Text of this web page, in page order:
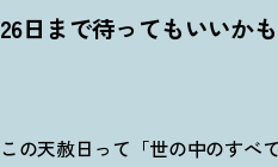
26日まで待ってもいいかも
この天赦日って「世の中のすべ